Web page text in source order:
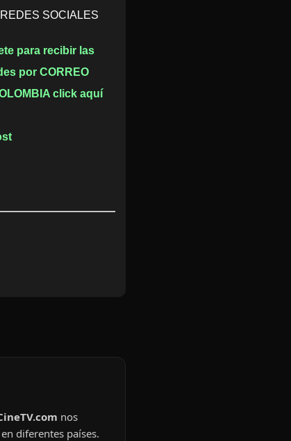
SOCIALES
para recibir las
por CORREO
click aquí
nos
diferentes países.